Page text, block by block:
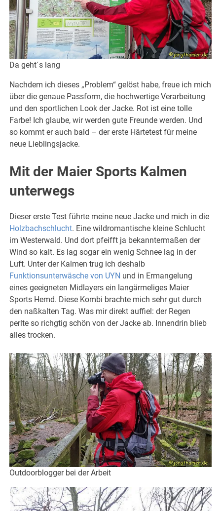
Da geht´s lang
Nachdem ich dieses „Problem“ gelöst habe, freue ich mich
über die genaue Passform, die hochwertige Verarbeitung
und den sportlichen Look der Jacke. Rot ist eine tolle
Farbe! Ich glaube, wir werden gute Freunde werden. Und
so kommt er auch bald – der erste Härtetest für meine
neue Lieblingsjacke.
Mit der Maier Sports Kalmen
unterwegs
Dieser erste Test führte meine neue Jacke und mich in die
Holzbachschlucht. Eine wildromantische kleine Schlucht
im Westerwald. Und dort pfeifft ja bekanntermaßen der
Wind so kalt. Es lag sogar ein wenig Schnee lag in der
Luft. Unter der Kalmen trug ich deshalb
Funktionsunterwäsche von UYN und in Ermangelung
eines geeigneten Midlayers ein langärmeliges Maier
Sports Hemd. Diese Kombi brachte mich sehr gut durch
den naßkalten Tag. Was mir direkt auffiel: der Regen
perlte so richgtig schön von der Jacke ab. Innendrin blieb
alles trocken.
Outdoorblogger bei der Arbeit